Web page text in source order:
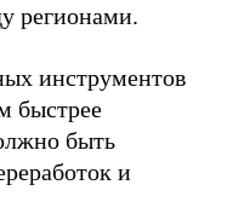
регионами.
инструментов
быстрее
быть
и